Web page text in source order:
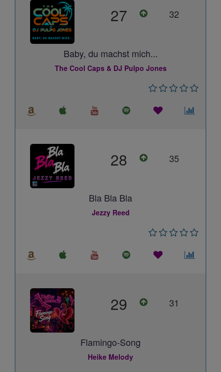
27 32
Baby, du machst mich...
The Cool Caps & DJ Pulpo Jones
28 35
Bla Bla Bla
Jezzy Reed
29 31
Flamingo-Song
Heike Melody